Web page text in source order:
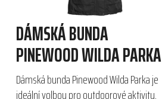
DÁMSKÁ BUNDA
PINEWOOD WILDA PARKA
Dámská bunda Pinewood Wilda Parka je
ideální volbou pro outdoorové aktivity,